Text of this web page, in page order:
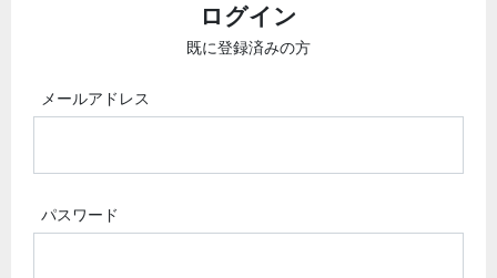
ログイン
既に登録済みの方
メールアドレス
パスワード